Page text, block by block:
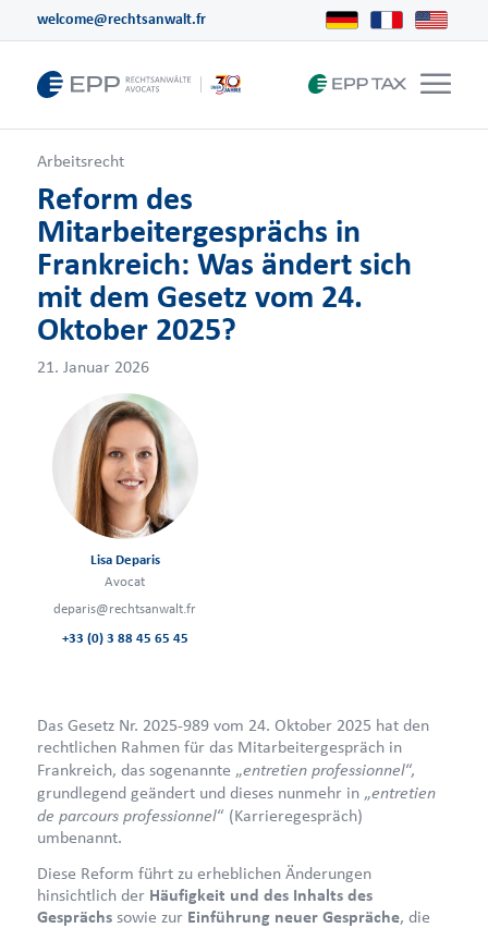
welcome@rechtsanwalt.fr
Arbeitsrecht
Reform des
Mitarbeitergesprächs in
Frankreich: Was ändert sich
mit dem Gesetz vom 24.
Oktober 2025?
Lisa Deparis
Avocat
deparis@rechtsanwalt.fr
+33 (0) 3 88 45 65 45
Das Gesetz Nr. 2025-989 vom 24. Oktober 2025 hat den
rechtlichen Rahmen für das Mitarbeitergespräch in
Frankreich, das sogenannte „entretien professionnel“,
grundlegend geändert und dieses nunmehr in „entretien
de parcours professionnel“ (Karrieregespräch)
umbenannt.
Diese Reform führt zu erheblichen Änderungen
hinsichtlich der Häufigkeit und des Inhalts des
Gesprächssowie zur Einführung neuer Gespräche, die
21. Januar 2026